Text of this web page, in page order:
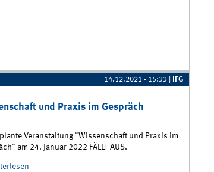
14.12.2021 - 15:33 IFG
und Praxis im Gespräch
Veranstaltung "Wissenschaft und Praxis im
am 24. Januar 2022 FÄLLT AUS.